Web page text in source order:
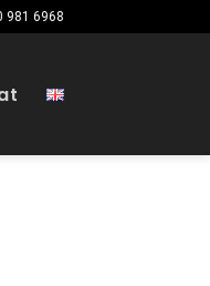
981 6968